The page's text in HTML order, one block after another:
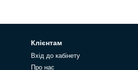
Клієнтам
Вхід до кабінету
Про нас